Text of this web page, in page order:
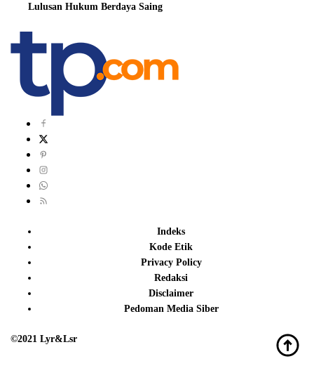
Lulusan Hukum Berdaya Saing
Indeks
Kode Etik
Privacy Policy
Redaksi
Disclaimer
Pedoman Media Siber
©2021 Lyr&Lsr